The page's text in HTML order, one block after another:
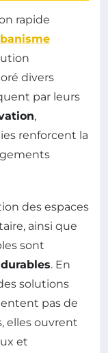
rapide
divers
par leurs
,
renforcent la
des espaces
ainsi que
sont
. En
solutions
pas de
elles ouvrent
et